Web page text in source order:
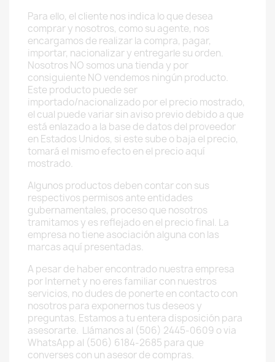
Para ello, el cliente nos indica lo que desea
comprar y nosotros, como su agente, nos
encargamos de realizar la compra, pagar,
importar, nacionalizar y entregarle su orden.
Nosotros NO somos una tienda y por
consiguiente NO vendemos ningún producto.
Este producto puede ser
importado/nacionalizado por el precio mostrado,
el cual puede variar sin aviso previo debido a que
está enlazado a la base de datos del proveedor
en Estados Unidos, si este sube o baja el precio,
tomará el mismo efecto en el precio aquí
mostrado.
Algunos productos deben contar con sus
respectivos permisos ante entidades
gubernamentales, proceso que nosotros
tramitamos y es reflejado en el precio final. La
empresa no tiene asociación alguna con las
marcas aquí presentadas.
A pesar de haber encontrado nuestra empresa
por Internet y no eres familiar con nuestros
servicios, no dudes de ponerte en contacto con
nosotros para exponernos tus deseos y
preguntas. Estamos a tu entera disposición para
asesorarte. Llámanos al (506) 2445-0609 o via
WhatsApp al (506) 6184-2685 para que
converses con un asesor de compras.